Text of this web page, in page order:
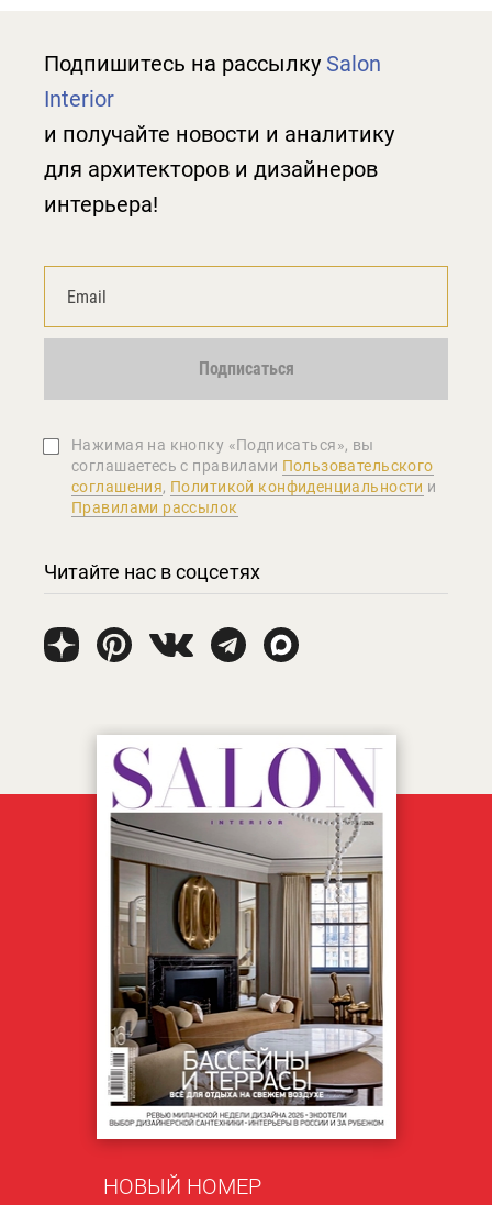
Подпишитесь на рассылку Salon
Interior
и получайте новости и аналитику
для архитекторов и дизайнеров
интерьера!
Подписаться
Нажимая на кнопку «Подписаться», вы
соглашаетеcь с правилами Пользовательского
соглашения, Политикой конфиденциальности и
Правилами рассылок
Читайте нас в соцсетях
НОВЫЙ НОМЕР